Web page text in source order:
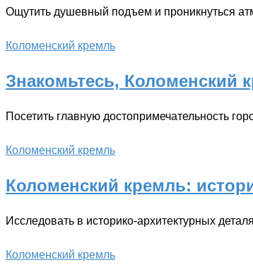
Ощутить душевный подъем и проникнуться
Коломенский кремль
Знакомьтесь, Коломенский
Посетить главную достопримечательность
Коломенский кремль
Коломенский кремль:
Исследовать в историко-архитектурных
Коломенский кремль